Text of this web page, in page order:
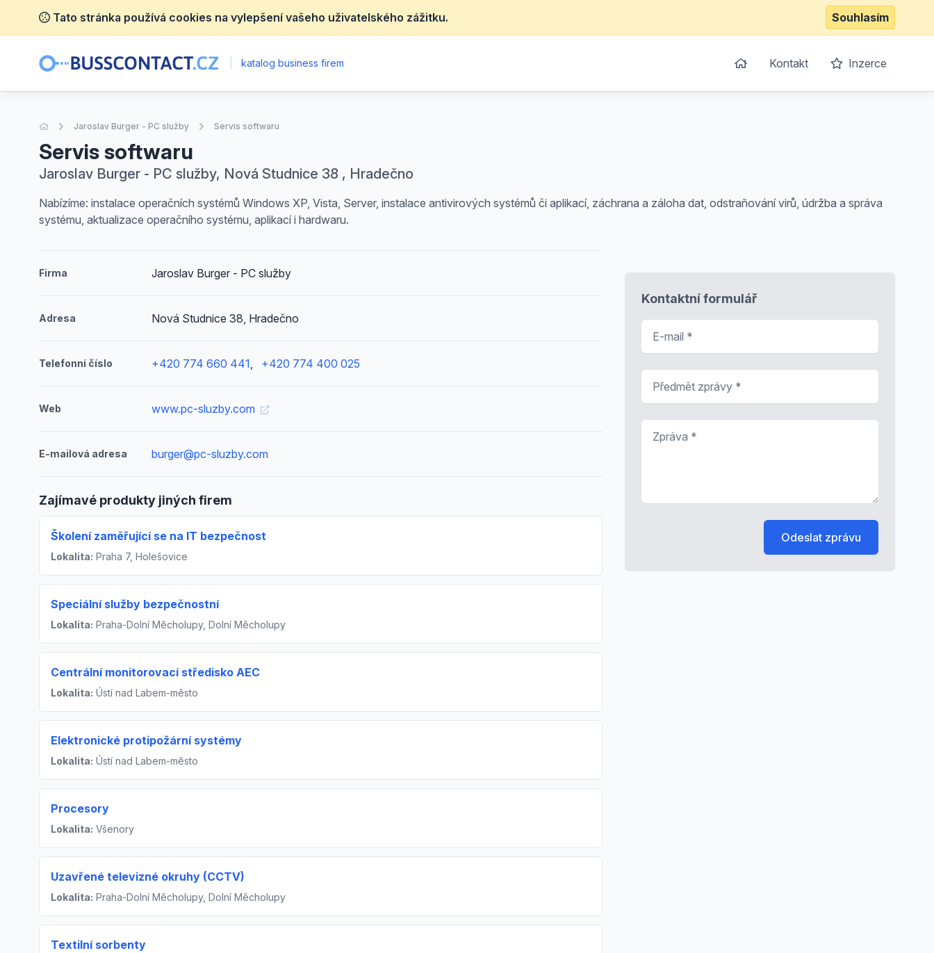
Tato stránka používá cookies na vylepšení vašeho uživatelského zážitku. Souhlasím
katalog business firem Kontakt Inzerce
Úvodní stránka
Jaroslav Burger - PC služby Servis softwaru
Servis softwaru
Jaroslav Burger - PC služby, Nová Studnice 38 , Hradečno
Nabízíme: instalace operačních systémů Windows XP, Vista, Server, instalace antivirových systémů či aplikací, záchrana a záloha dat, odstraňování virů, údržba a správa
systému, aktualizace operačního systému, aplikací i hardwaru.
Firma Jaroslav Burger - PC služby
Adresa Nová Studnice 38, Hradečno
Telefonní číslo +420 774 660 441, +420 774 400 025
Web www.pc-sluzby.com
E-mailová adresa burger@pc-sluzby.com
Zajímavé produkty jiných firem
Školení zaměřující se na IT bezpečnost
Lokalita: Praha 7, Holešovice
Speciální služby bezpečnostní
Lokalita: Praha-Dolní Měcholupy, Dolní Měcholupy
Centrální monitorovací středisko AEC
Lokalita: Ústí nad Labem-město
Elektronické protipožární systémy
Lokalita: Ústí nad Labem-město
Procesory
Lokalita: Všenory
Uzavřené televizné okruhy (CCTV)
Lokalita: Praha-Dolní Měcholupy, Dolní Měcholupy
Textilní sorbenty
Kontaktní formulář
Odeslat zprávu